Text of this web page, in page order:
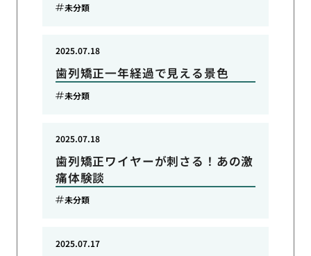
未分類
歯列矯正一年経過で見える景色
2025.07.18
未分類
歯列矯正ワイヤーが刺さる！あの激
痛体験談
2025.07.18
未分類
2025.07.17